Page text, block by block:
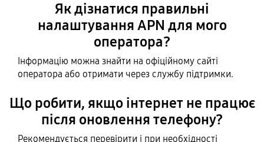
Як дізнатися правильні
налаштування APN для мого
оператора?
Інформацію можна знайти на офіційному сайті
оператора або отримати через службу підтримки.
Що робити, якщо інтернет не працює
після оновлення телефону?
Рекомендується перевірити і при необхідності